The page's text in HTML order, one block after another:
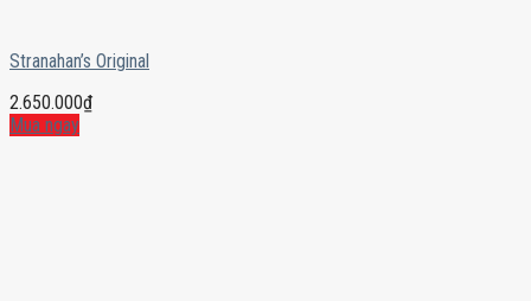
Stranahan’s Original
2.650.000₫
Mua ngay